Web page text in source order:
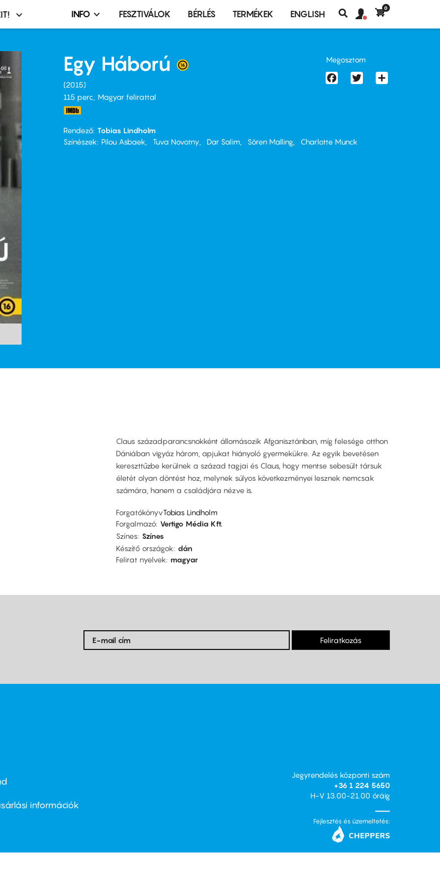
Infó,
terembérlés
menü
INFO FESZTIVÁLOK BÉRLÉS TERMÉKEK ENGLISH
Keresés
fiók
Felhasználói
0
Egy Háború
2015
115 perc,
Magyar felirattal
Rendező Tobias Lindholm
Színészek
Pilou Asbaek Tuva Novotny Dar Salim Sören Malling Charlotte Munck
Megosztom
FacebookTwitter
Claus századparancsnokként állomásozik Afganisztánban, míg felesége otthon
Dániában vigyáz három, apjukat hiányoló gyermekükre. Az egyik bevetésen
kereszttűzbe kerülnek a század tagjai és Claus, hogy mentse sebesült társuk
életét olyan döntést hoz, melynek súlyos következményei lesznek nemcsak
számára, hanem a családjára nézve is.
ForgatókönyvTobias Lindholm
Forgalmazó Vertigo Média Kft.
Színes Színes
Készítő országok
dán
Felirat nyelvek
magyar
Feliratkozás
információk
Jegyrendelés központi szám
+36 1 224 5650
H-V 13.00-21.00 óráig
Fejlesztés és üzemeltetés: